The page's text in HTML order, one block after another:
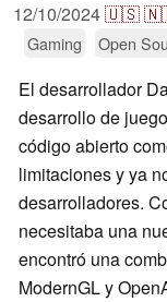
12/10/2024🇺🇸
Gaming Open
El desarrollador
desarrollo de
código abierto
limitaciones y ya
desarrolladores.
necesitaba una
encontró una
ModernGL y